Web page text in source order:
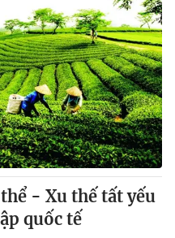
- Xu thế tất yếu
quốc tế